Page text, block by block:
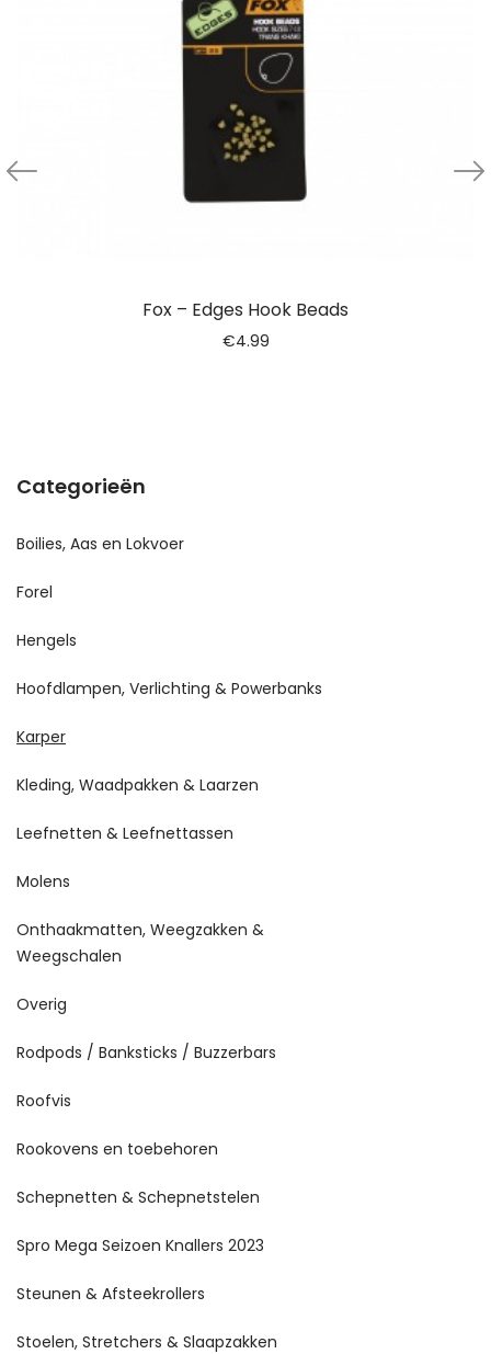
Fox – Edges Hook Beads
€4.99
Categorieën
Boilies, Aas en Lokvoer
Forel
Hengels
Hoofdlampen, Verlichting & Powerbanks
Karper
Kleding, Waadpakken & Laarzen
Leefnetten & Leefnettassen
Molens
Onthaakmatten, Weegzakken &
Weegschalen
Overig
Rodpods / Banksticks / Buzzerbars
Roofvis
Rookovens en toebehoren
Schepnetten & Schepnetstelen
Spro Mega Seizoen Knallers 2023
Steunen & Afsteekrollers
Stoelen, Stretchers & Slaapzakken